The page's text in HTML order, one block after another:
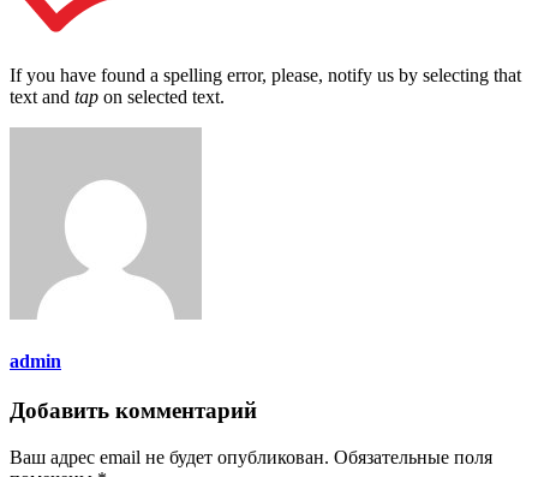
If you have found a spelling error, please, notify us by selecting that
text and tap on selected text.
admin
Добавить комментарий
Ваш адрес email не будет опубликован. Обязательные поля